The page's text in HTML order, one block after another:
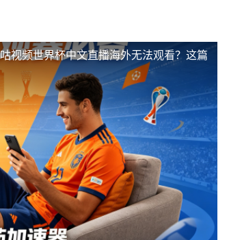
视频世界杯中文直播海外无法观看？这篇